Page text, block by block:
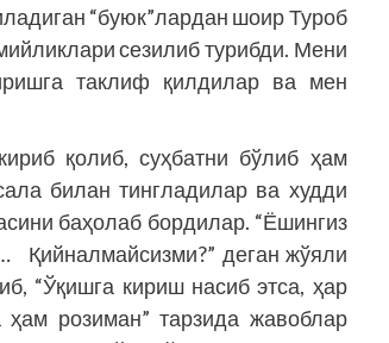
“буюк”лардан шоир Туроб
сезилиб турибди. Мени
таклиф қилдилар ва мен
қолиб, суҳбатни бўлиб ҳам
билан тингладилар ва худди
баҳолаб бордилар. “Ёшингиз
Қийналмайсизми?” деган жўяли
“Ўқишга кириш насиб этса, ҳар
розиман” тарзида жавоблар